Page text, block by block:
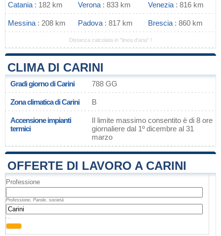
Catania : 182 km Verona : 833 km Venezia : 816 km
Messina : 208 km Padova : 817 km Brescia : 860 km
Distanza calcolata in "linea d'aria" !
CLIMA DI CARINI
Gradi giorno di Carini 788 GG
Zona climatica di Carini B
Accensione impianti
termici
Il limite massimo consentito è di 8 ore
giornaliere dal 1º dicembre al 31
marzo
OFFERTE DI LAVORO A CARINI
Professione
Professione, Parole, società
, ,